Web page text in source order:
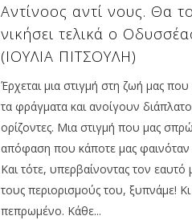
Αντίνοος αντί νους. Θα
νικήσει τελικά ο
(ΙΟΥΛΙΑ ΠΙΤΣΟΥΛΗ)
Έρχεται μια στιγμή στη ζωή μας
τα φράγματα και ανοίγουν
ορίζοντες. Μια στιγμή που μας
απόφαση που κάποτε μας φαινόταν
Και τότε, υπερβαίνοντας τον εαυτό
τους περιορισμούς του, ξυπνάμε!
πεπρωμένο. Κάθε...